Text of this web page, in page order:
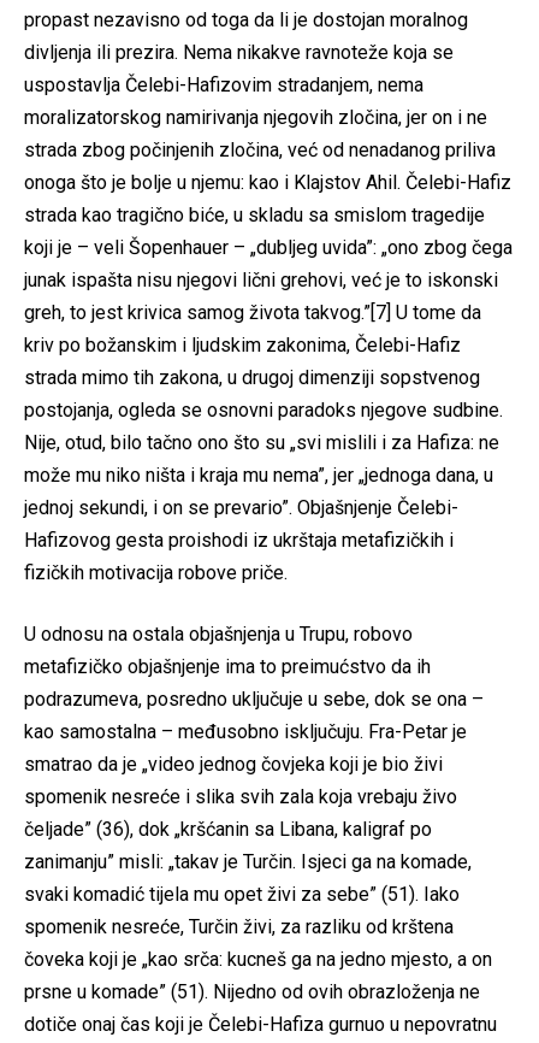
propast nezavisno od toga da li je dostojan moralnog
divljenja ili prezira. Nema nikakve ravnoteže koja se
uspostavlja Čelebi-Hafizovim stradanjem, nema
moralizatorskog namirivanja njegovih zločina, jer on i ne
strada zbog počinjenih zločina, već od nenadanog priliva
onoga što je bolje u njemu: kao i Klajstov Ahil. Čelebi-Hafiz
strada kao tragično biće, u skladu sa smislom tragedije
koji je – veli Šopenhauer – „dubljeg uvida”: „ono zbog čega
junak ispašta nisu njegovi lični grehovi, već je to iskonski
greh, to jest krivica samog života takvog.”[7] U tome da
kriv po božanskim i ljudskim zakonima, Čelebi-Hafiz
strada mimo tih zakona, u drugoj dimenziji sopstvenog
postojanja, ogleda se osnovni paradoks njegove sudbine.
Nije, otud, bilo tačno ono što su „svi mislili i za Hafiza: ne
može mu niko ništa i kraja mu nema”, jer „jednoga dana, u
jednoj sekundi, i on se prevario”. Objašnjenje Čelebi-
Hafizovog gesta proishodi iz ukrštaja metafizičkih i
fizičkih motivacija robove priče.
U odnosu na ostala objašnjenja u Trupu, robovo
metafizičko objašnjenje ima to preimućstvo da ih
podrazumeva, posredno uključuje u sebe, dok se ona –
kao samostalna – međusobno isključuju. Fra-Petar je
smatrao da je „video jednog čovjeka koji je bio živi
spomenik nesreće i slika svih zala koja vrebaju živo
čeljade” (36), dok „kršćanin sa Libana, kaligraf po
zanimanju” misli: „takav je Turčin. Isjeci ga na komade,
svaki komadić tijela mu opet živi za sebe” (51). Iako
spomenik nesreće, Turčin živi, za razliku od krštena
čoveka koji je „kao srča: kucneš ga na jedno mjesto, a on
prsne u komade” (51). Nijedno od ovih obrazloženja ne
dotiče onaj čas koji je Čelebi-Hafiza gurnuo u nepovratnu